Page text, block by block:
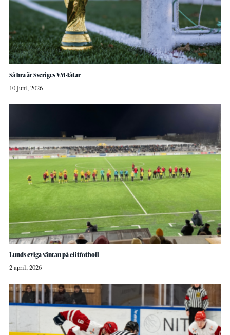
Så bra är Sveriges VM-låtar
10 juni, 2026
Lunds eviga väntan på elitfotboll
2 april, 2026